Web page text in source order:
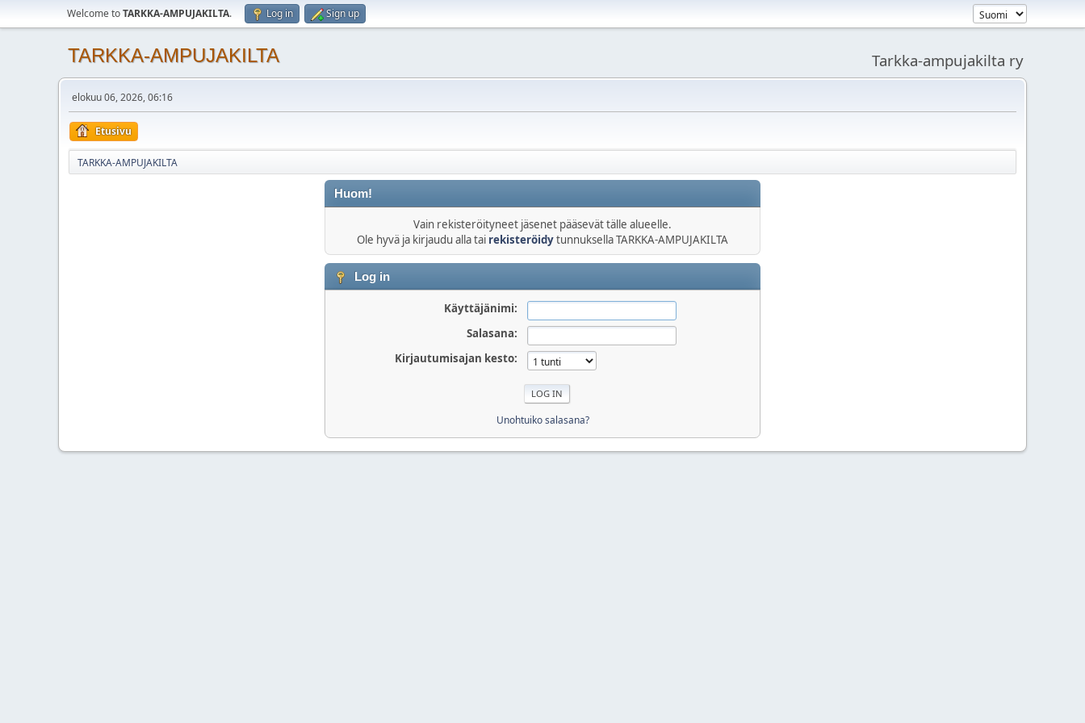
Welcome toTARKKA-AMPUJAKILTA. Log in Sign up
TARKKA-AMPUJAKILTA Tarkka-ampujakilta ry
elokuu 06, 2026, 06:16
Etusivu
TARKKA-AMPUJAKILTA
Huom!
Vain rekisteröityneet jäsenet pääsevät tälle alueelle.
Ole hyvä ja kirjaudu alla tai rekisteröidytunnuksella TARKKA-AMPUJAKILTA
Log in
Käyttäjänimi:
Salasana:
Kirjautumisajan kesto:
Unohtuiko salasana?